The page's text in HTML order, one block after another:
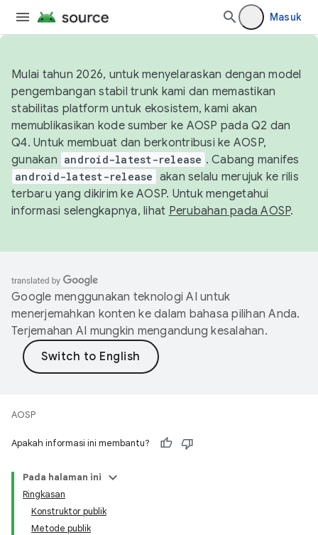
Masuk
Mulai tahun 2026, untuk menyelaraskan dengan model
pengembangan stabil trunk kami dan memastikan
stabilitas platform untuk ekosistem, kami akan
memublikasikan kode sumber ke AOSP pada Q2 dan
Q4. Untuk membuat dan berkontribusi ke AOSP,
gunakan android-latest-release . Cabang manifes
android-latest-release akan selalu merujuk ke rilis
terbaru yang dikirim ke AOSP. Untuk mengetahui
informasi selengkapnya, lihat Perubahan pada AOSP.
Google menggunakan teknologi AI untuk
menerjemahkan konten ke dalam bahasa pilihan Anda.
Terjemahan AI mungkin mengandung kesalahan.
AOSP
Apakah informasi ini membantu?
Pada halaman ini
Ringkasan
Konstruktor publik
Metode publik